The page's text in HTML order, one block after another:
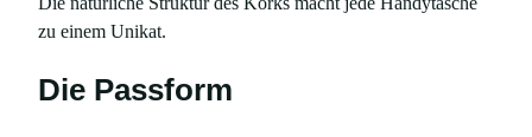
/
3
zu einem Unikat.
Die Passform